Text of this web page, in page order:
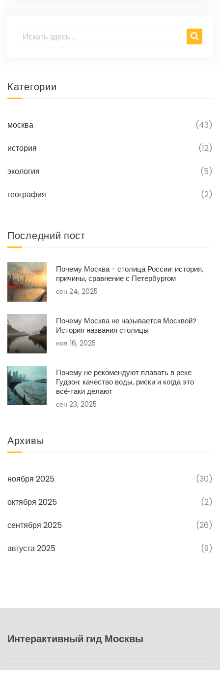
Категории
москва (43)
история (12)
экология (5)
география (2)
Последний пост
Почему Москва - столица России: история,
причины, сравнение с Петербургом
сен 24, 2025
Почему Москва не называется Москвой?
История названия столицы
ноя 16, 2025
Почему не рекомендуют плавать в реке
Гудзон: качество воды, риски и когда это
всё‑таки делают
сен 23, 2025
Архивы
ноября 2025 (30)
октября 2025 (2)
сентября 2025 (26)
августа 2025 (9)
Интерактивный гид Москвы